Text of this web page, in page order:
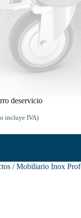
deservicio
incluye IVA)
/ Mobiliario Inox